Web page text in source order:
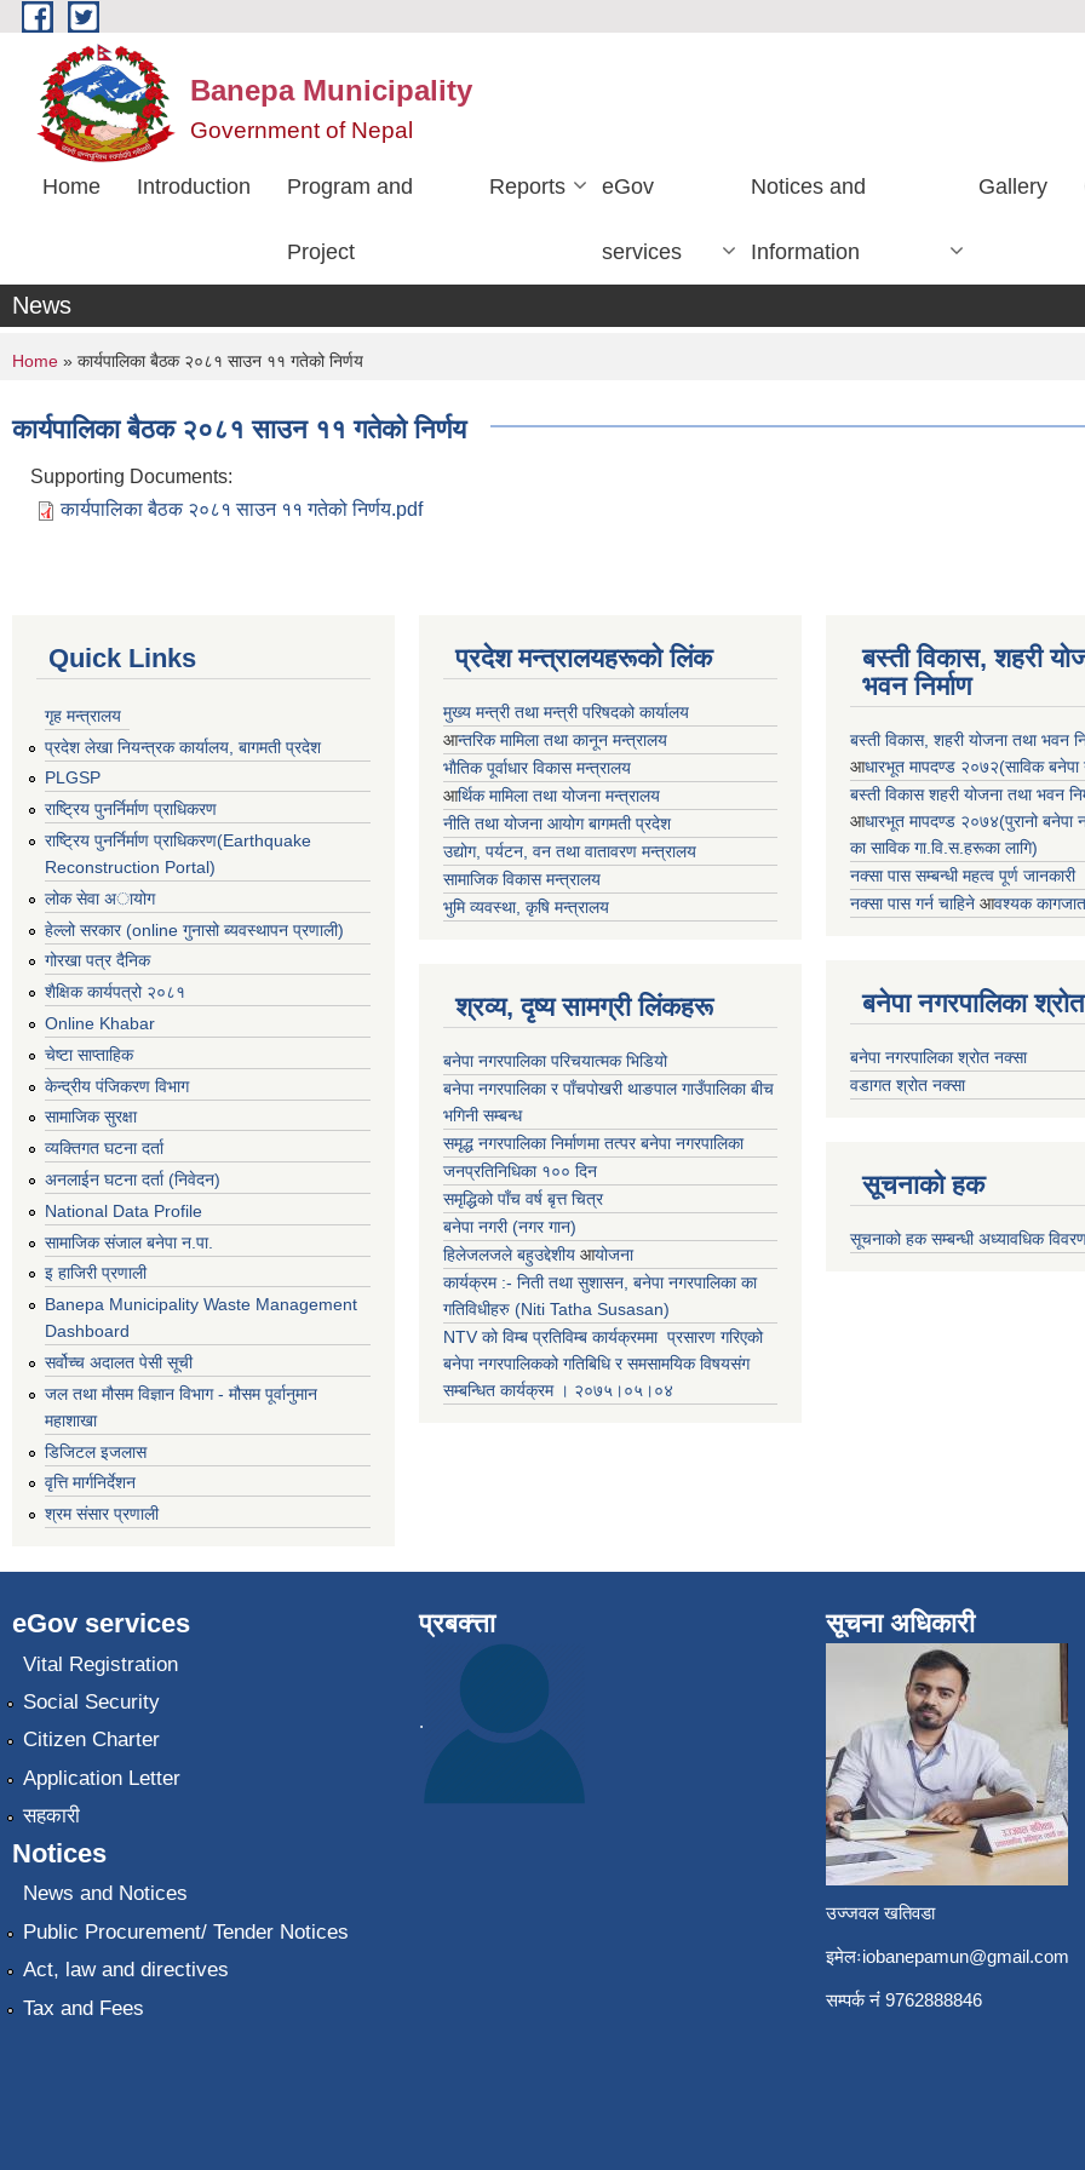
Skip to main content
Banepa Municipality
Government of Nepal
Home Introduction Program and
Project
Reports eGov
services
Notices and
Information
Gallery
News
You are here
Home » कार्यपालिका बैठक २०८१ साउन ११ गतेको निर्णय
कार्यपालिका बैठक २०८१ साउन ११ गतेको निर्णय
Supporting Documents:
कार्यपालिका बैठक २०८१ साउन ११ गतेको निर्णय.pdf
Quick Links
गृह मन्त्रालय
प्रदेश लेखा नियन्त्रक कार्यालय, बागमती प्रदेश
PLGSP
राष्ट्रिय पुनर्निर्माण प्राधिकरण
राष्ट्रिय पुनर्निर्माण प्राधिकरण(Earthquake
Reconstruction Portal)
लोक सेवा अायोग
हेल्लो सरकार (online गुनासो ब्यवस्थापन प्रणाली)
गोरखा पत्र दैनिक
शैक्षिक कार्यपत्रो २०८१
Online Khabar
चेष्टा साप्ताहिक
केन्द्रीय पंजिकरण विभाग
सामाजिक सुरक्षा
व्यक्तिगत घटना दर्ता
अनलाईन घटना दर्ता (निवेदन)
National Data Profile
सामाजिक संजाल बनेपा न.पा.
इ हाजिरी प्रणाली
Banepa Municipality Waste Management
Dashboard
सर्वोच्च अदालत पेसी सूची
जल तथा मौसम विज्ञान विभाग - मौसम पूर्वानुमान
महाशाखा
डिजिटल इजलास
वृत्ति मार्गनिर्देशन
श्रम संसार प्रणाली
प्रदेश मन्त्रालयहरूको लिंक
मुख्य मन्त्री तथा मन्त्री परिषदको कार्यालय
आन्तरिक मामिला तथा कानून मन्त्रालय
भाैतिक पूर्वाधार विकास मन्त्रालय
आर्थिक मामिला तथा योजना मन्त्रालय
नीति तथा योजना आयोग बागमती प्रदेश
उद्योग, पर्यटन, वन तथा वातावरण मन्त्रालय
सामाजिक विकास मन्त्रालय
भुमि व्यवस्था, कृषि मन्त्रालय
श्रव्य, दृष्य सामग्री लिंकहरू
बनेपा नगरपालिका परिचयात्मक भिडियो
बनेपा नगरपालिका र पाँचपोखरी थाङपाल गाउँपालिका बीच
भगिनी सम्बन्ध
समृद्ध नगरपालिका निर्माणमा तत्पर बनेपा नगरपालिका
जनप्रतिनिधिका १०० दिन
समृद्धिको पाँच वर्ष बृत्त चित्र
बनेपा नगरी (नगर गान)
हिलेजलजले बहुउद्देशीय आयोजना
कार्यक्रम :- निती तथा सुशासन, बनेपा नगरपालिका का
गतिविधीहरु (Niti Tatha Susasan)
NTV को विम्ब प्रतिविम्ब कार्यक्रममा प्रसारण गरिएको
बनेपा नगरपालिकको गतिबिधि र समसामयिक विषयसंग
सम्बन्धित कार्यक्रम । २०७५।०५।०४
बस्ती विकास, शहरी
भवन निर्माण
बस्ती विकास, शहरी योजना तथा भवन
आधारभूत मापदण्ड २०७२(साविक बनेपा
बस्ती विकास शहरी योजना तथा भवन
आधारभूत मापदण्ड २०७४(पुरानो बनेपा
का साविक गा.वि.स.हरूका लागि)
नक्सा पास सम्बन्धी महत्व पूर्ण जानकारी
नक्सा पास गर्न चाहिने आवश्यक
बनेपा नगरपालिका
बनेपा नगरपालिका श्रोत नक्सा
वडागत श्रोत नक्सा
सूचनाको हक
सूचनाको हक सम्बन्धी अध्यावधिक
eGov services
Vital Registration
Social Security
Citizen Charter
Application Letter
सहकारी
Notices
News and Notices
Public Procurement/ Tender Notices
Act, law and directives
Tax and Fees
प्रबक्त्ता
.
सूचना अधिकारी
उज्जवल खतिवडा
इमेलःiobanepamun@gmail.com
सम्पर्क नंं 9762888846